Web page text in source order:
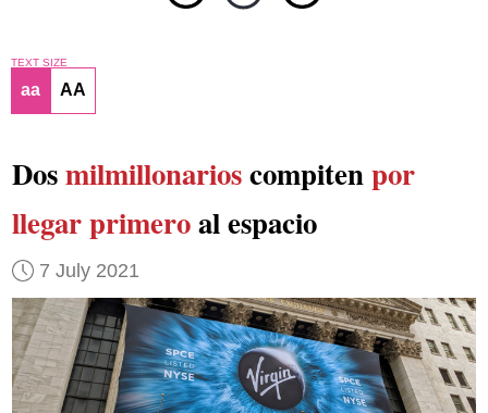
TEXT SIZE
aa AA
Dosmilmillonarioscompitenpor
llegar primeroal espacio
7 July 2021